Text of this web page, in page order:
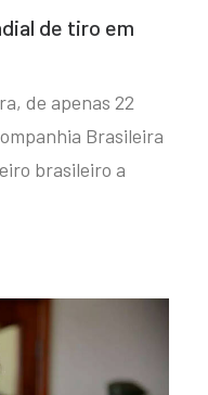
de tiro em
de apenas 22
Brasileira
brasileiro a